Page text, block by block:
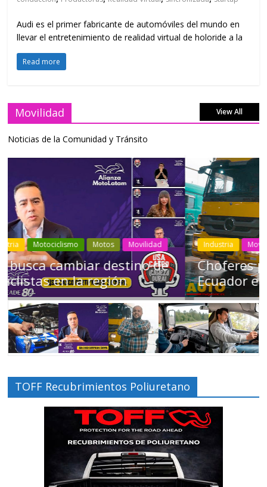
Audi es el primer fabricante de automóviles del mundo en
llevar el entretenimiento de realidad virtual de holoride a la
Read more
Movilidad View All
Noticias de la Comunidad y Tránsito
Industria Movilidad Transporte Varios
Choferes profesionales mantienen a
Ecuador en movimiento
TOFF Recubrimientos Poliuretano